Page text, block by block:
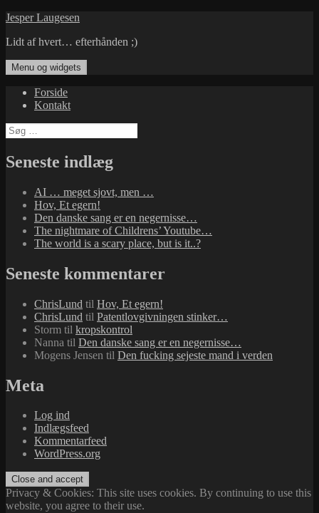
Hop
indhold
Jesper Laugesen
Lidt af hvert… efterhånden ;)
Menu og widgets
Forside
Kontakt
Søg
efter:
Seneste indlæg
AI … meget sjovt, men …
Hov, Et egern!
Den danske sang er en negernisse…
The nightmare of Childrens’ Youtube…
The world is a scary place, but is it..?
Seneste kommentarer
ChrisLund til Hov, Et egern!
ChrisLund til Patentlovgivningen stinker…
Storm til kropskontrol
Nanna til Den danske sang er en negernisse…
Mogens Jensen til Den fucking sejeste mand i verden
Meta
Log ind
Indlægsfeed
Kommentarfeed
WordPress.org
Privacy & Cookies: This site uses cookies. By continuing to use this
website, you agree to their use.